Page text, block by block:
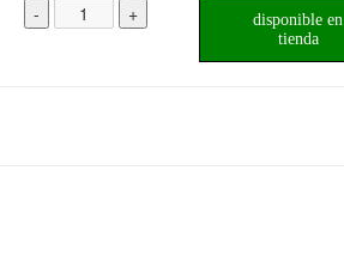
- +
disponible en
tienda